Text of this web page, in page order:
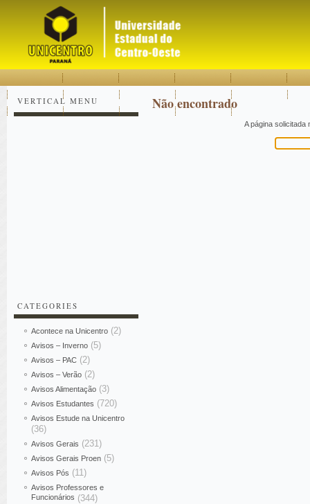
VERTICAL MENU
CATEGORIES
Acontece na Unicentro (2)
Avisos – Inverno (5)
Avisos – PAC (2)
Avisos – Verão (2)
Avisos Alimentação (3)
Avisos Estudantes (720)
Avisos Estude na Unicentro
(36)
Avisos Gerais (231)
Avisos Gerais Proen (5)
Avisos Pós (11)
Avisos Professores e
Funcionários (344)
Não encontrado
A página solicitada
Pesquisar